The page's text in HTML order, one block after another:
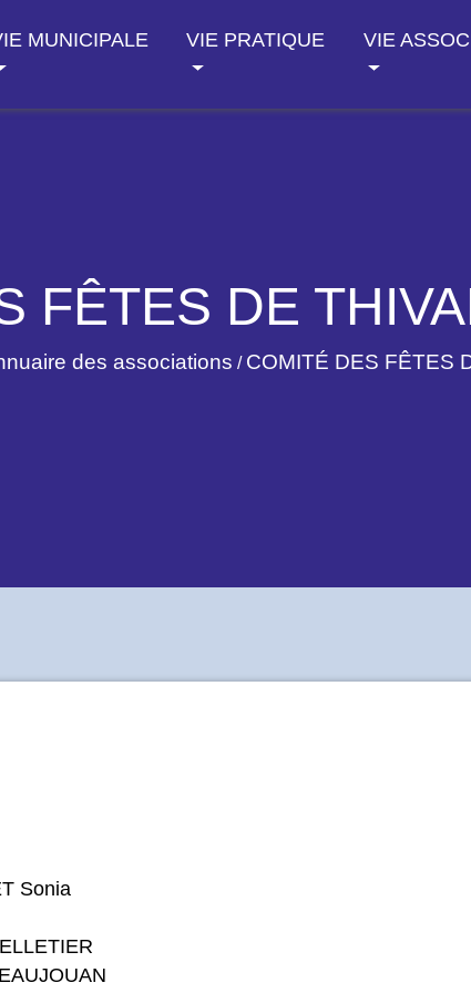
MUNICIPALE VIE PRATIQUE VIE
FÊTES DE
des associations / COMITÉ DES FÊTES
Sonia